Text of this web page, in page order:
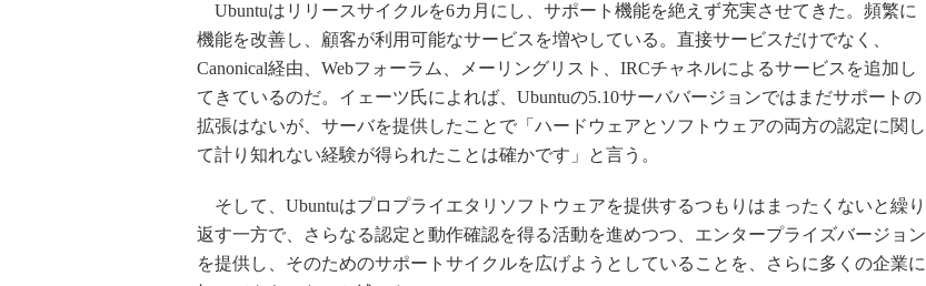
Ubuntuはリリースサイクルを6カ月にし、サポート機能を絶えず充実させてきた。頻繁に
機能を改善し、顧客が利用可能なサービスを増やしている。直接サービスだけでなく、
Canonical経由、Webフォーラム、メーリングリスト、IRCチャネルによるサービスを追加し
てきているのだ。イェーツ氏によれば、Ubuntuの5.10サーババージョンではまだサポートの
拡張はないが、サーバを提供したことで「ハードウェアとソフトウェアの両方の認定に関し
て計り知れない経験が得られたことは確かです」と言う。
そして、Ubuntuはプロプライエタリソフトウェアを提供するつもりはまったくないと繰り
返す一方で、さらなる認定と動作確認を得る活動を進めつつ、エンタープライズバージョン
を提供し、そのためのサポートサイクルを広げようとしていることを、さらに多くの企業に